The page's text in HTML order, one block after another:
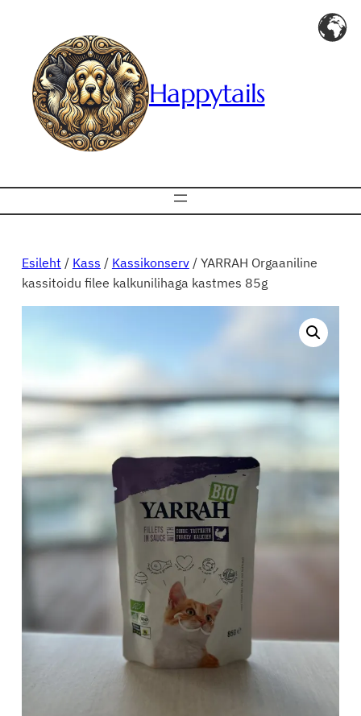
Happytails
Esileht / Kass / Kassikonserv/ YARRAH Orgaaniline
kassitoidu filee kalkunilihaga kastmes 85g